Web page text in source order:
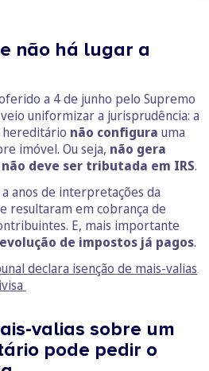
não há lugar a
a 4 de junho pelo Supremo
uniformizar a jurisprudência: a
hereditário não configura uma
imóvel. Ou seja, não gera
não deve ser tributada em IRS.
anos de interpretações da
resultaram em cobrança de
E, mais importante
de impostos já pagos.
declara isenção de mais-valias
valias sobre um
pode pedir o